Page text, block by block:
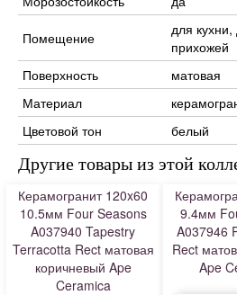
Помещение
для
прихожей
Поверхность
матовая
Материал
Цветовой тон
белый
Другие товары из этой
Керамогранит 120x60
10.5мм Four Seasons
A037940 Tapestry
Terracotta Rect матовая
коричневый Ape
Ceramica
9.4мм
A037946
Rect
Ape